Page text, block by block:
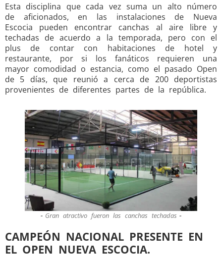
Esta disciplina que cada vez suma un alto número
de aficionados, en las instalaciones de Nueva
Escocia pueden encontrar canchas al aire libre y
techadas de acuerdo a la temporada, pero con el
plus de contar con habitaciones de hotel y
restaurante, por si los fanáticos requieren una
mayor comodidad o estancia, como el pasado Open
de 5 días, que reunió a cerca de 200 deportistas
provenientes de diferentes partes de la república.
Gran atractivo fueron las canchas techadas
CAMPEÓN NACIONAL PRESENTE EN
EL OPEN NUEVA ESCOCIA.